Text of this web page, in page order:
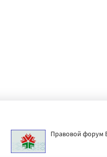
Правовой форум